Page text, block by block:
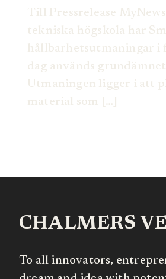
Till Pressrelease
tekniska högskola har
hållbarhetsutmaningar i
dag används
Utmaningen ligger i att
material som […]
CHALMERS
To all innovators,